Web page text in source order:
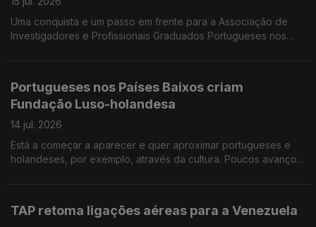
Uma conquista e um passo em frente para a Associação de
Investigadores e Profissionais Graduados Portugueses nos
Portugueses nos Países Baixos criam
Fundação Luso-holandesa
14 jul. 2026
Está a começar a aparecer e quer aproximar portugueses e
holandeses, por exemplo, através da cultura. Poucos avanços
TAP retoma ligações aéreas para a Venezuela